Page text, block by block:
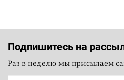
Подпишитесь на
Раз в неделю мы присылаем